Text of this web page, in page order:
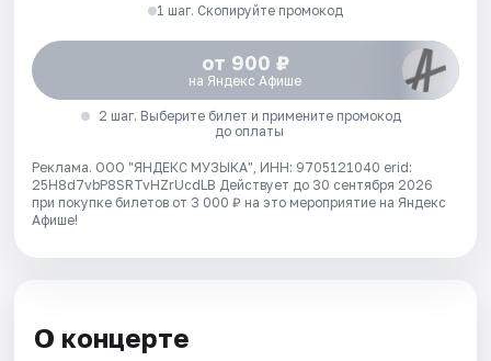
1 шаг. Скопируйте промокод
от 900 ₽
на Яндекс Афише
2 шаг. Выберите билет и примените промокод
до оплаты
Реклама. ООО "ЯНДЕКС МУЗЫКА", ИНН: 9705121040 erid:
25H8d7vbP8SRTvHZrUcdLB Действует до 30 сентября 2026
при покупке билетов от 3 000 ₽ на это мероприятие на Яндекс
Афише!
О концерте